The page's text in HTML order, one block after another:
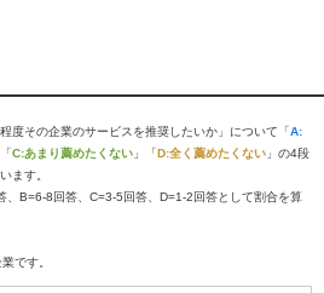
度その企業のサービスを推奨したいか」について「A:
C:あまり薦めたくない 」「D:全く薦めたくない 」の4段
ます。
B=6-8回答、C=3-5回答、D=1-2回答として割合を算
です。